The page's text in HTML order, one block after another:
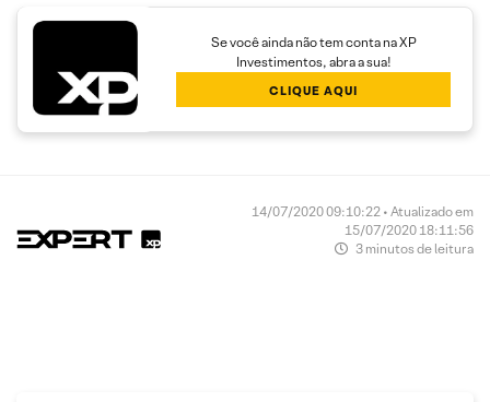
Se você ainda não tem conta na XP
Investimentos, abra a sua!
CLIQUE AQUI
14/07/2020 09:10:22 • Atualizado em
15/07/2020 18:11:56
3 minutos de leitura